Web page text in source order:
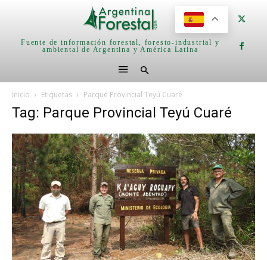
Fuente de información forestal, foresto-industrial y
ambiental de Argentina y América Latina
Inicio Etiquetas Parque Provincial Teyú Cuaré
Tag: Parque Provincial Teyú Cuaré